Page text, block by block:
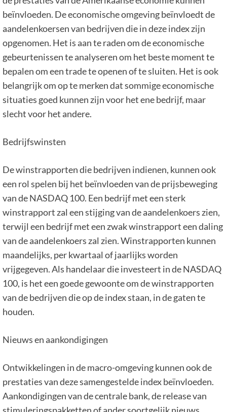
beïnvloeden. De economische omgeving beïnvloedt de
aandelenkoersen van bedrijven die in deze index zijn
opgenomen. Het is aan te raden om de economische
gebeurtenissen te analyseren om het beste moment te
bepalen om een ​​trade te openen of te sluiten. Het is ook
belangrijk om op te merken dat sommige economische
situaties goed kunnen zijn voor het ene bedrijf, maar
slecht voor het andere.
Bedrijfswinsten
De winstrapporten die bedrijven indienen, kunnen ook
een rol spelen bij het beïnvloeden van de prijsbeweging
van de NASDAQ 100. Een bedrijf met een sterk
winstrapport zal een stijging van de aandelenkoers zien,
terwijl een bedrijf met een zwak winstrapport een daling
van de aandelenkoers zal zien. Winstrapporten kunnen
maandelijks, per kwartaal of jaarlijks worden
vrijgegeven. Als handelaar die investeert in de NASDAQ
100, is het een goede gewoonte om de winstrapporten
van de bedrijven die op de index staan, in de gaten te
houden.
Nieuws en aankondigingen
Ontwikkelingen in de macro-omgeving kunnen ook de
prestaties van deze samengestelde index beïnvloeden.
Aankondigingen van de centrale bank, de release van